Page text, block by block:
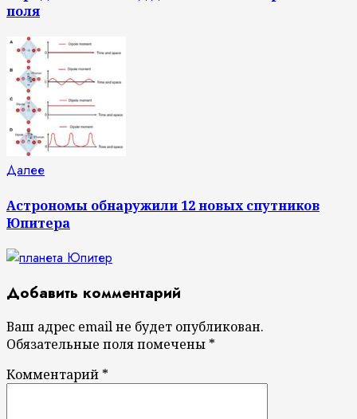
поля
ДалееСледующая
Астрономы обнаружили 12 новых спутников
Юпитера
Добавить комментарий
Ваш адрес email не будет опубликован.
Обязательные поля помечены *
Комментарий *